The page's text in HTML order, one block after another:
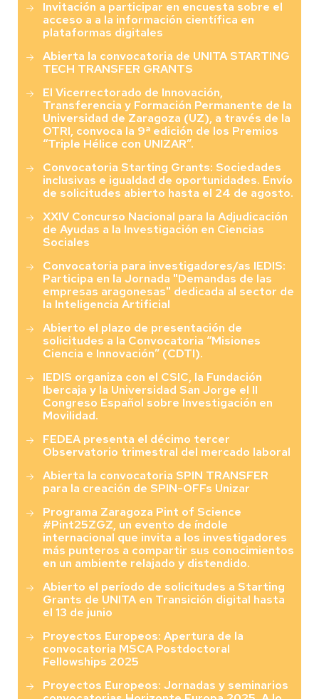
Invitación a participar en encuesta sobre el
acceso a a la información científica en
plataformas digitales
Abierta la convocatoria de UNITA STARTING
TECH TRANSFER GRANTS
El Vicerrectorado de Innovación,
Transferencia y Formación Permanente de la
Universidad de Zaragoza (UZ), a través de la
OTRI, convoca la 9ª edición de los Premios
“Triple Hélice con UNIZAR”.
Convocatoria Starting Grants: Sociedades
inclusivas e igualdad de oportunidades. Envío
de solicitudes abierto hasta el 24 de agosto.
XXIV Concurso Nacional para la Adjudicación
de Ayudas a la Investigación en Ciencias
Sociales
Convocatoria para investigadores/as IEDIS:
Participa en la Jornada "Demandas de las
empresas aragonesas" dedicada al sector de
la Inteligencia Artificial
Abierto el plazo de presentación de
solicitudes a la Convocatoria “Misiones
Ciencia e Innovación” (CDTI).
IEDIS organiza con el CSIC, la Fundación
Ibercaja y la Universidad San Jorge el II
Congreso Español sobre Investigación en
Movilidad.
FEDEA presenta el décimo tercer
Observatorio trimestral del mercado laboral
Abierta la convocatoria SPIN TRANSFER
para la creación de SPIN-OFFs Unizar
Programa Zaragoza Pint of Science
#Pint25ZGZ, un evento de índole
internacional que invita a los investigadores
más punteros a compartir sus conocimientos
en un ambiente relajado y distendido.
Abierto el período de solicitudes a Starting
Grants de UNITA en Transición digital hasta
el 13 de junio
Proyectos Europeos: Apertura de la
convocatoria MSCA Postdoctoral
Fellowships 2025
Proyectos Europeos: Jornadas y seminarios